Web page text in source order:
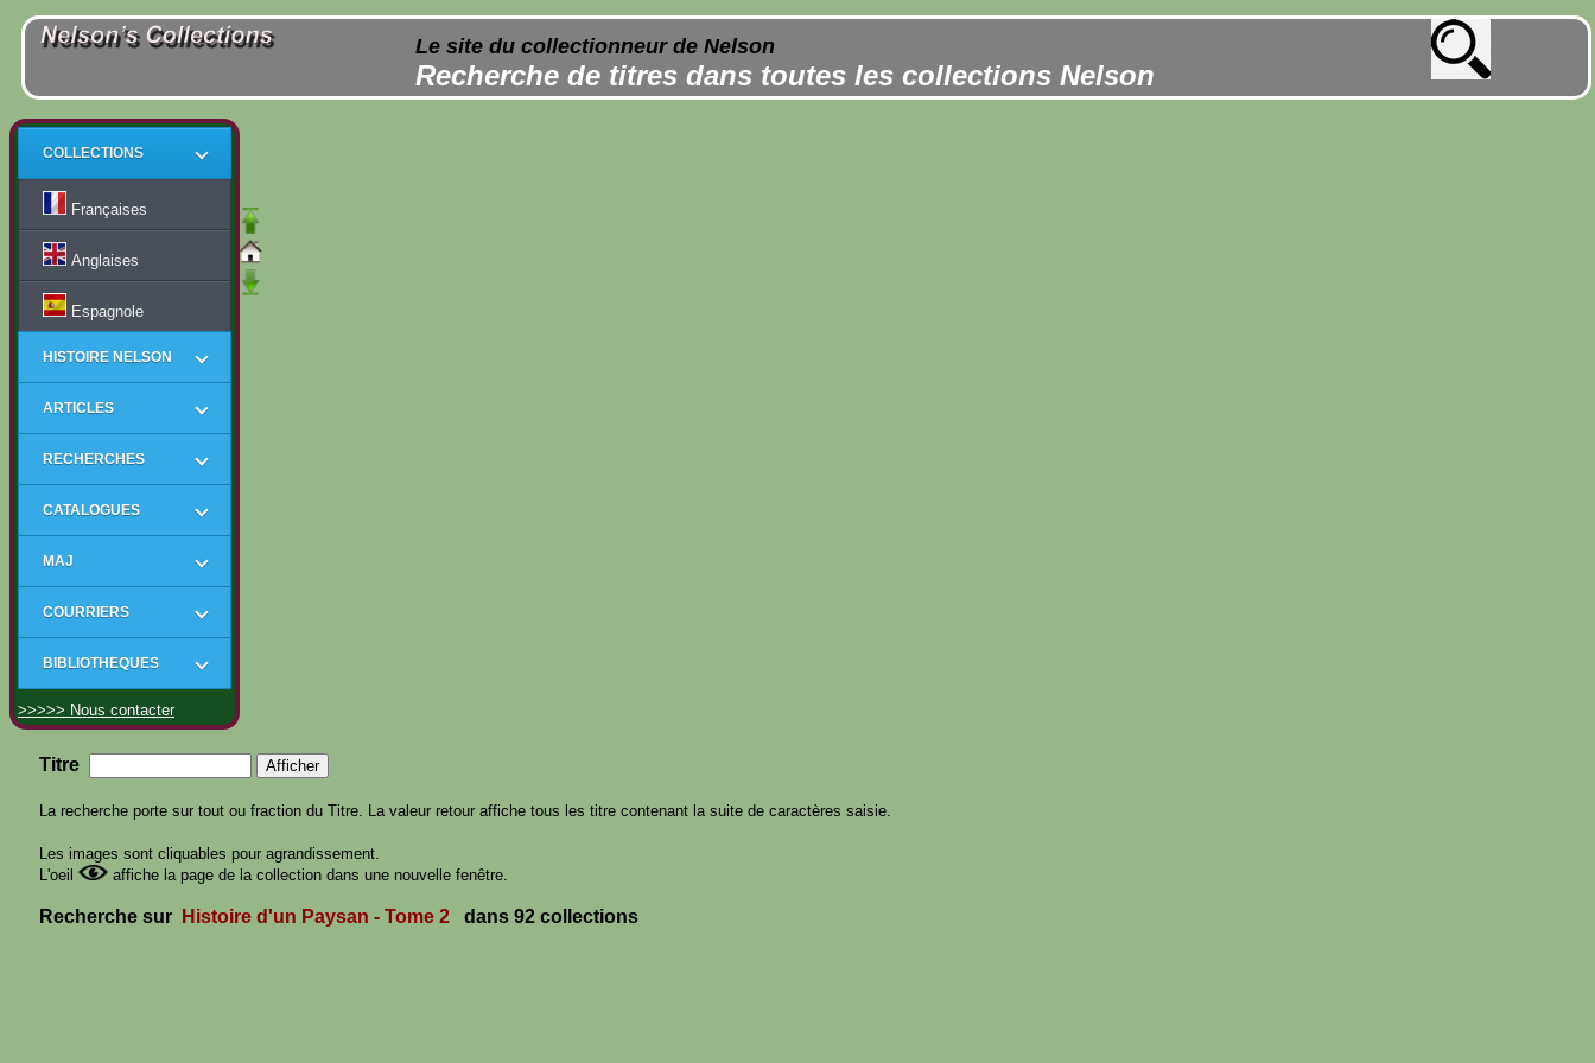
Le site du collectionneur de Nelson
Recherche de titres dans toutes les collections Nelson
COLLECTIONS
Françaises
Anglaises
Espagnole
HISTOIRE NELSON
ARTICLES
RECHERCHES
CATALOGUES
MAJ
COURRIERS
BIBLIOTHEQUES
>>>>> Nous contacter
Titre
La recherche porte sur tout ou fraction du Titre. La valeur retour affiche tous les titre contenant la suite de caractères saisie.
Les images sont cliquables pour agrandissement.
L'oeil
affiche la page de la collection dans une nouvelle fenêtre.
Recherche sur Histoire d'un Paysan - Tome 2 dans 92 collections